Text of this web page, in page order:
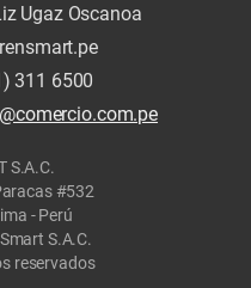
Ugaz Oscanoa
311 6500
S.A.C.
#532
- Perú
S.A.C.
reservados